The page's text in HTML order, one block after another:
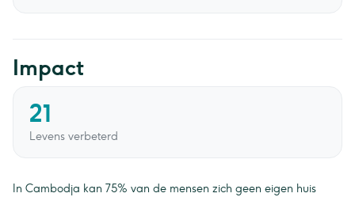
Impact
21
Levens verbeterd
In Cambodja kan 75% van de mensen zich geen eigen huis